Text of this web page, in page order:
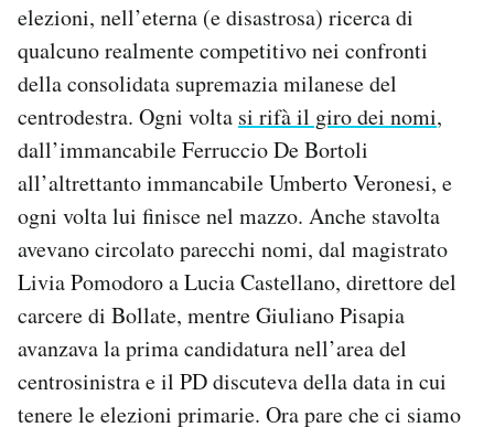
AREA PERSONALE
Area Personale
Newsletter
Notifiche mobile
Regala il Post
Hai bisogno di aiuto?
elezioni, nell’eterna (e disastrosa) ricerca di
qualcuno realmente competitivo nei confronti
della consolidata supremazia milanese del
centrodestra. Ogni volta si rifà il giro dei nomi,
dall’immancabile Ferruccio De Bortoli
all’altrettanto immancabile Umberto Veronesi, e
ogni volta lui finisce nel mazzo. Anche stavolta
avevano circolato parecchi nomi, dal magistrato
Livia Pomodoro a Lucia Castellano, direttore del
carcere di Bollate, mentre Giuliano Pisapia
avanzava la prima candidatura nell’area del
centrosinistra e il PD discuteva della data in cui
tenere le elezioni primarie. Ora pare che ci siamo